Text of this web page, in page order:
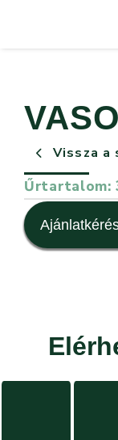
Vissza a
Űrtartalom: